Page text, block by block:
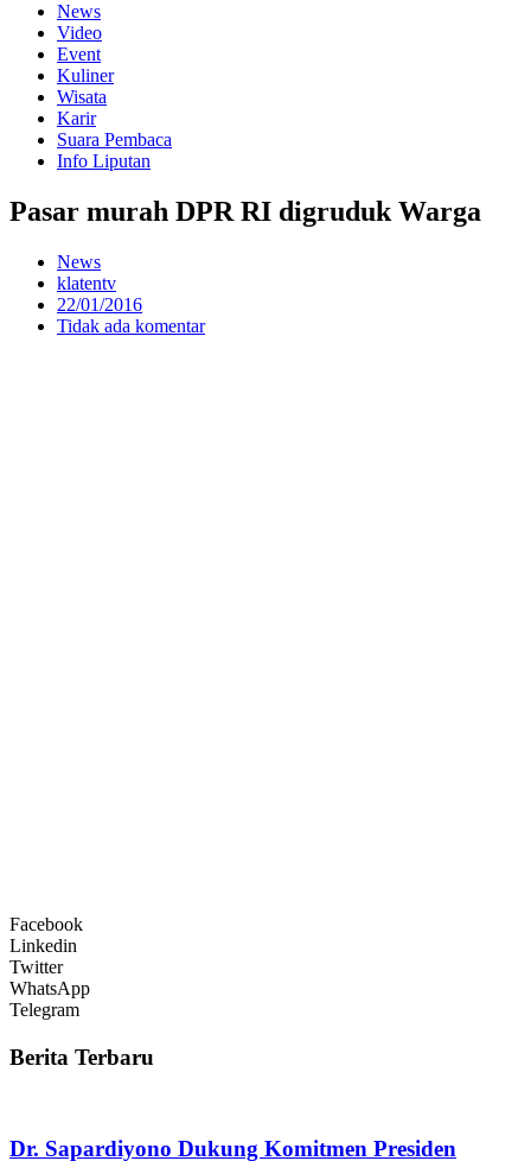
News
Video
Event
Kuliner
Wisata
Karir
Suara Pembaca
Info Liputan
Pasar murah DPR RI digruduk Warga
News
klatentv
22/01/2016
Tidak ada komentar
Facebook
Linkedin
Twitter
WhatsApp
Telegram
Berita Terbaru
Dr. Sapardiyono Dukung Komitmen Presiden